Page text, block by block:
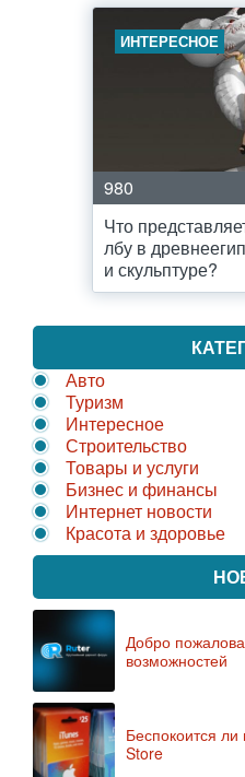
ИНТЕРЕСНОЕ
980
Что
лбу в
и скульптуре?
Авто
Туризм
Интересное
Строительство
Товары и услуги
Бизнес и финансы
Интернет новости
Красота и здоровье
Добро
возможностей
Беспокоится
Store